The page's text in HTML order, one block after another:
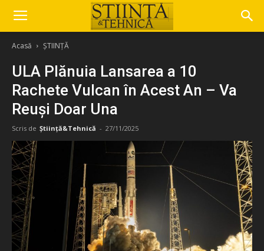
Acasă ȘTIINȚĂ
ULA Plănuia Lansarea a 10
Rachete Vulcan în Acest An – Va
Reuși Doar Una
Scris de Știință&Tehnică - 27/11/2025